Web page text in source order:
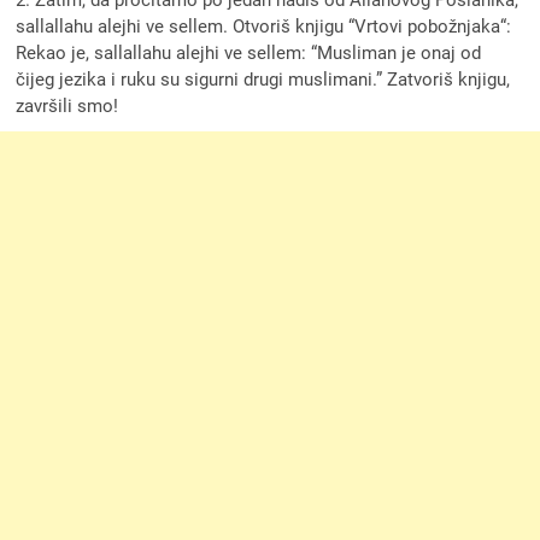
sallallahu alejhi ve sellem. Otvoriš knjigu “Vrtovi pobožnjaka“:
Rekao je, sallallahu alejhi ve sellem: “Musliman je onaj od
čijeg jezika i ruku su sigurni drugi muslimani.” Zatvoriš knjigu,
završili smo!